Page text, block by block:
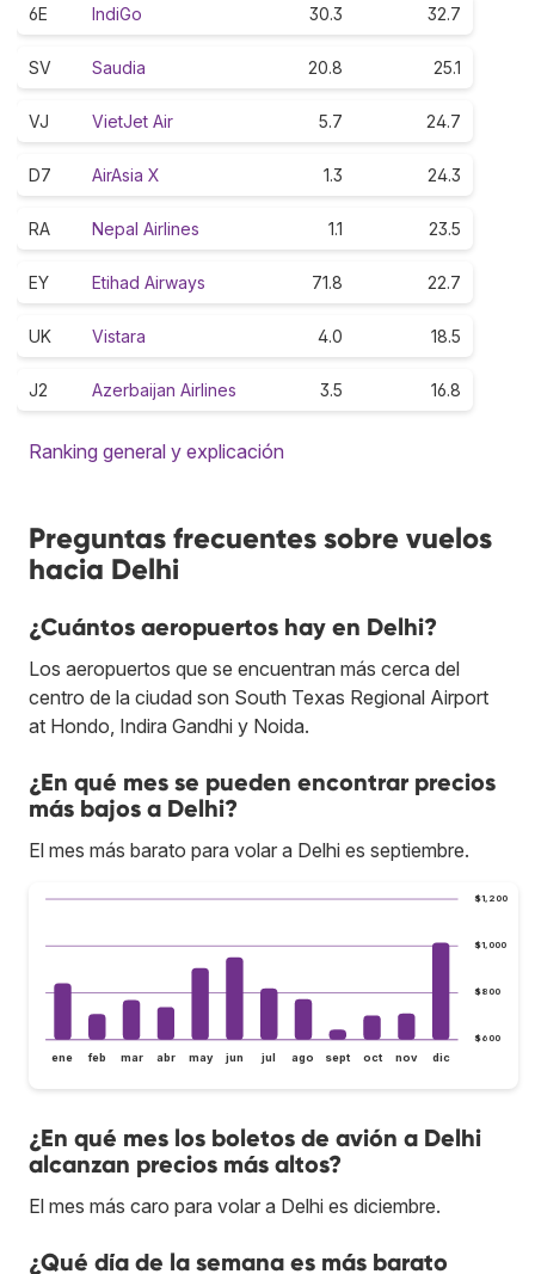
6E IndiGo 30.3 32.7
SV Saudia 20.8 25.1
VJ VietJet Air 5.7 24.7
D7 AirAsia X 1.3 24.3
RA Nepal Airlines 1.1 23.5
EY Etihad Airways 71.8 22.7
UK Vistara 4.0 18.5
J2 Azerbaijan Airlines 3.5 16.8
Ranking general y explicación
Preguntas frecuentes sobre vuelos
hacia Delhi
¿Cuántos aeropuertos hay en Delhi?
Los aeropuertos que se encuentran más cerca del
centro de la ciudad son South Texas Regional Airport
at Hondo, Indira Gandhi y Noida.
¿En qué mes se pueden encontrar precios
más bajos a Delhi?
El mes más barato para volar a Delhi es septiembre.
$600
$800
$1,000
$1,200
ene feb mar abr may jun jul ago sept oct nov dic
¿En qué mes los boletos de avión a Delhi
alcanzan precios más altos?
El mes más caro para volar a Delhi es diciembre.
¿Qué día de la semana es más barato